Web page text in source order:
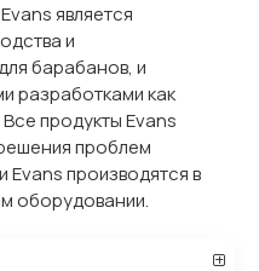
является
и
барабанов, и
разработками как
Все продукты Evans
проблем
Evans производятся в
оборудовании.